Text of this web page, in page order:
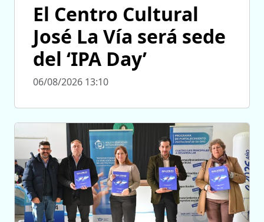
El Centro Cultural
José La Vía será sede
del ‘IPA Day’
06/08/2026 13:10